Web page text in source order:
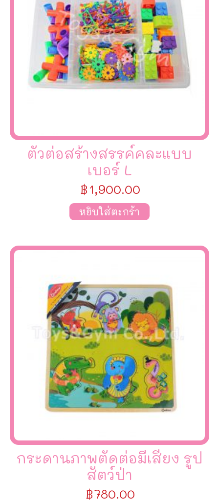
ตัวต่อสร้างสรรค์คละแบบ
เบอร์ L
฿1,900.00
หยิบใส่ตะกร้า
กระดานภาพตัดต่อมีเสียง รูป
สัตว์ป่า
฿780.00